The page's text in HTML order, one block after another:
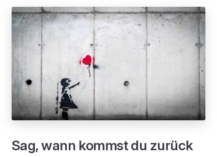
Sag, wann kommst du zurück